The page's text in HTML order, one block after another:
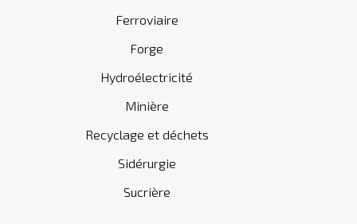
Ferroviaire
Forge
Hydroélectricité
Minière
Recyclage et déchets
Sidérurgie
Sucrière